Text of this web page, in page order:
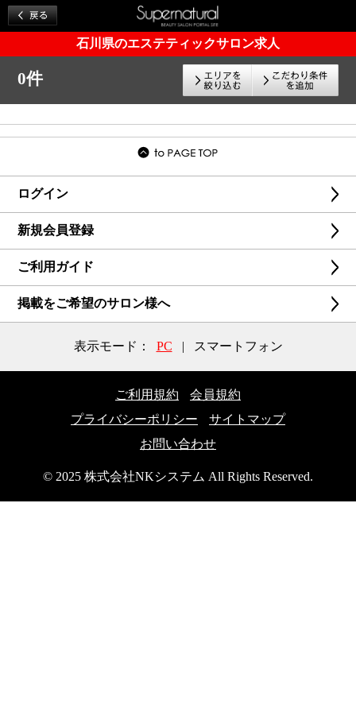
石川県のエステティックサロン求人
0件
ログイン
新規会員登録
ご利用ガイド
掲載をご希望のサロン様へ
表示モード： PC | スマートフォン
ご利用規約
会員規約
プライバシーポリシー
サイトマップ
お問い合わせ
© 2025 株式会社NKシステム All Rights Reserved.